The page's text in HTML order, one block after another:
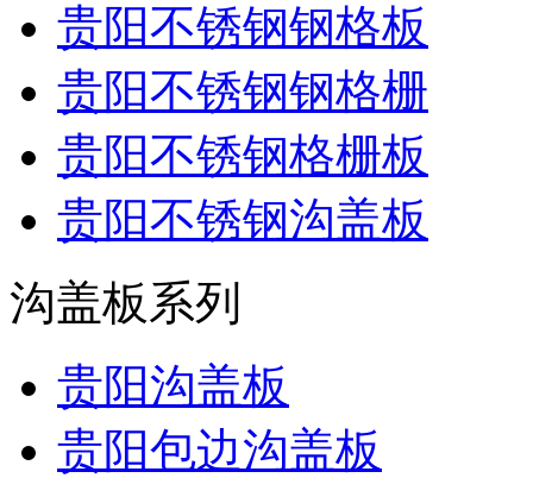
贵阳不锈钢钢格板
贵阳不锈钢钢格栅
贵阳不锈钢格栅板
贵阳不锈钢沟盖板
沟盖板系列
贵阳沟盖板
贵阳包边沟盖板